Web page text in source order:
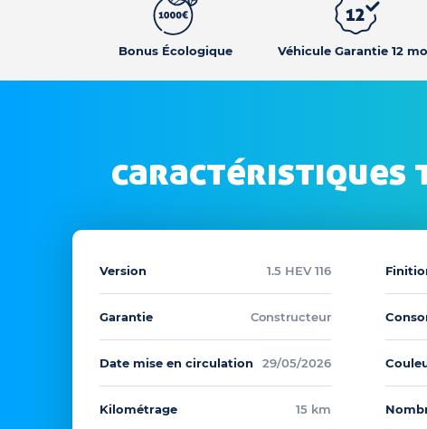
Bonus Écologique Véhicule Garantie 12
caractéristiques
Version 1.5 HEV 116
Garantie Constructeur
Date mise en circulation 29/05/2026
Kilométrage 15 km